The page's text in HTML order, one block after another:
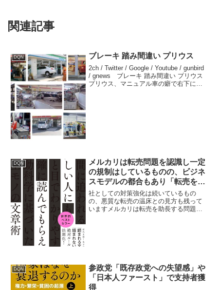
関連記事
DQN ブレーキ 踏み間違い プリウス
2ch / Twitter / Google / Youtube / gunbird
/ gnews ブレーキ 踏み間違い プリウス
プリウス、マニュアル車の癖で右下にギ
DQN
メルカリは転売問題を認識し一定
の規制はしているものの、ビジネ
スモデルの都合もあり「転売を助
長している」との指摘
社としての対策強化は続いているもの
の、悪質な転売の温床との見方も残って
いますメルカリは転売を助長する問題企
DQN
参政党「既存政党への失望感」や
「日本人ファースト」で支持者獲
得